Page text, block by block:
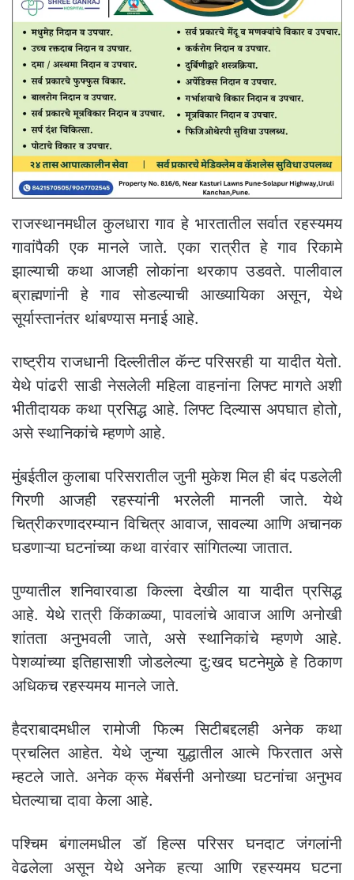
राजस्थानमधील कुलधारा गाव हे भारतातील सर्वात रहस्यमय
गावांपैकी एक मानले जाते. एका रात्रीत हे गाव रिकामे
झाल्याची कथा आजही लोकांना थरकाप उडवते. पालीवाल
ब्राह्मणांनी हे गाव सोडल्याची आख्यायिका असून, येथे
सूर्यास्तानंतर थांबण्यास मनाई आहे.
राष्ट्रीय राजधानी दिल्लीतील कॅन्ट परिसरही या यादीत येतो.
येथे पांढरी साडी नेसलेली महिला वाहनांना लिफ्ट मागते अशी
भीतीदायक कथा प्रसिद्ध आहे. लिफ्ट दिल्यास अपघात होतो,
असे स्थानिकांचे म्हणणे आहे.
मुंबईतील कुलाबा परिसरातील जुनी मुकेश मिल ही बंद पडलेली
गिरणी आजही रहस्यांनी भरलेली मानली जाते. येथे
चित्रीकरणादरम्यान विचित्र आवाज, सावल्या आणि अचानक
घडणाऱ्या घटनांच्या कथा वारंवार सांगितल्या जातात.
पुण्यातील शनिवारवाडा किल्ला देखील या यादीत प्रसिद्ध
आहे. येथे रात्री किंकाळ्या, पावलांचे आवाज आणि अनोखी
शांतता अनुभवली जाते, असे स्थानिकांचे म्हणणे आहे.
पेशव्यांच्या इतिहासाशी जोडलेल्या दु:खद घटनेमुळे हे ठिकाण
अधिकच रहस्यमय मानले जाते.
हैदराबादमधील रामोजी फिल्म सिटीबद्दलही अनेक कथा
प्रचलित आहेत. येथे जुन्या युद्धातील आत्मे फिरतात असे
म्हटले जाते. अनेक क्रू मेंबर्सनी अनोख्या घटनांचा अनुभव
घेतल्याचा दावा केला आहे.
पश्चिम बंगालमधील डॉ हिल्स परिसर घनदाट जंगलांनी
वेढलेला असून येथे अनेक हत्या आणि रहस्यमय घटना